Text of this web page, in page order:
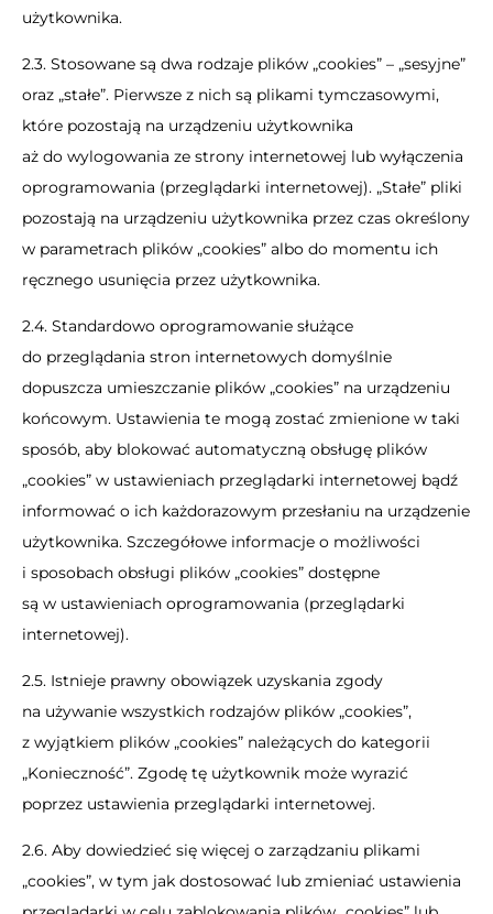
użytkownika.
2.3. Stosowane są dwa rodzaje plików „cookies” – „sesyjne”
oraz „stałe”. Pierwsze z nich są plikami tymczasowymi,
które pozostają na urządzeniu użytkownika
aż do wylogowania ze strony internetowej lub wyłączenia
oprogramowania (przeglądarki internetowej). „Stałe” pliki
pozostają na urządzeniu użytkownika przez czas określony
w parametrach plików „cookies” albo do momentu ich
ręcznego usunięcia przez użytkownika.
2.4. Standardowo oprogramowanie służące
do przeglądania stron internetowych domyślnie
dopuszcza umieszczanie plików „cookies” na urządzeniu
końcowym. Ustawienia te mogą zostać zmienione w taki
sposób, aby blokować automatyczną obsługę plików
„cookies” w ustawieniach przeglądarki internetowej bądź
informować o ich każdorazowym przesłaniu na urządzenie
użytkownika. Szczegółowe informacje o możliwości
i sposobach obsługi plików „cookies” dostępne
są w ustawieniach oprogramowania (przeglądarki
internetowej).
2.5. Istnieje prawny obowiązek uzyskania zgody
na używanie wszystkich rodzajów plików „cookies”,
z wyjątkiem plików „cookies” należących do kategorii
„Konieczność”. Zgodę tę użytkownik może wyrazić
poprzez ustawienia przeglądarki internetowej.
2.6. Aby dowiedzieć się więcej o zarządzaniu plikami
„cookies”, w tym jak dostosować lub zmieniać ustawienia